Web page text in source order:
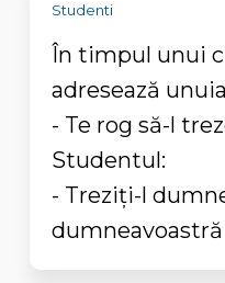
Studenti
În timpul unui
adresează
- Te rog să-l
Studentul:
- Treziți-l